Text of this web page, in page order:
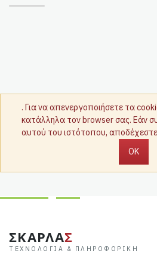
. Για να απενεργοποιήσετε τα
κατάλληλα τον browser σας. Εάν
αυτού του ιστότοπου,
OK
ΣΚΑΡΛΑΣ
ΤΕΧΝΟΛΟΓΊΑ & ΠΛΗΡΟΦΟΡΙΚΉ